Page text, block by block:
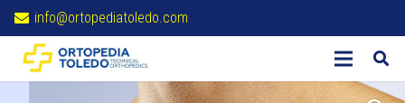
info@ortopediatoledo.com